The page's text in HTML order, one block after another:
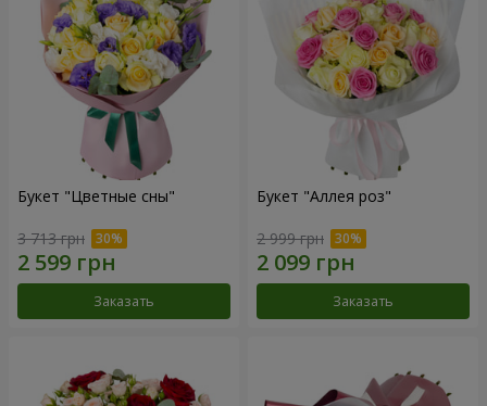
Букет "Цветные сны"
3 713 грн
Заказать
Букет "Аллея роз"
2 999 грн
Заказать